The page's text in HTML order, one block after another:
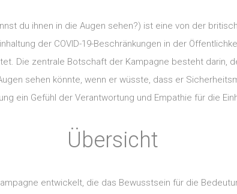
du ihnen in die Augen sehen?) ist eine von der
der COVID-19-Beschränkungen in der
Die zentrale Botschaft der Kampagne besteht darin,
sehen könnte, wenn er wüsste, dass er
ein Gefühl der Verantwortung und Empathie für die
Übersicht
entwickelt, die das Bewusstsein für die